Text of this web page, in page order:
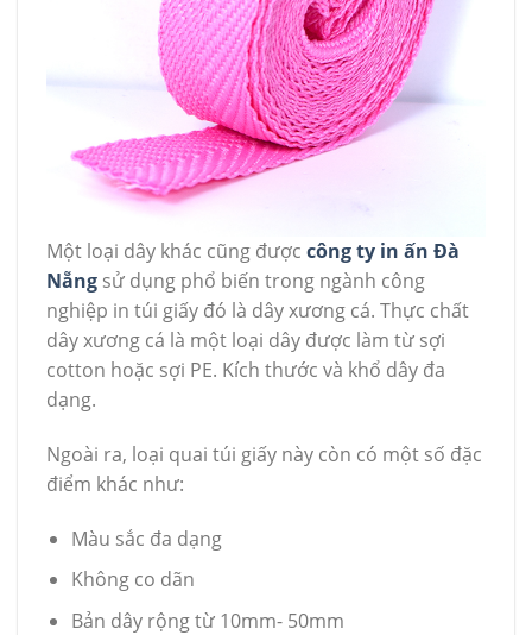
Một loại dây khác cũng được công ty in ấn Đà
Nẵng sử dụng phổ biến trong ngành công
nghiệp in túi giấy đó là dây xương cá. Thực chất
dây xương cá là một loại dây được làm từ sợi
cotton hoặc sợi PE. Kích thước và khổ dây đa
dạng.
Ngoài ra, loại quai túi giấy này còn có một số đặc
điểm khác như:
Màu sắc đa dạng
Không co dãn
Bản dây rộng từ 10mm- 50mm